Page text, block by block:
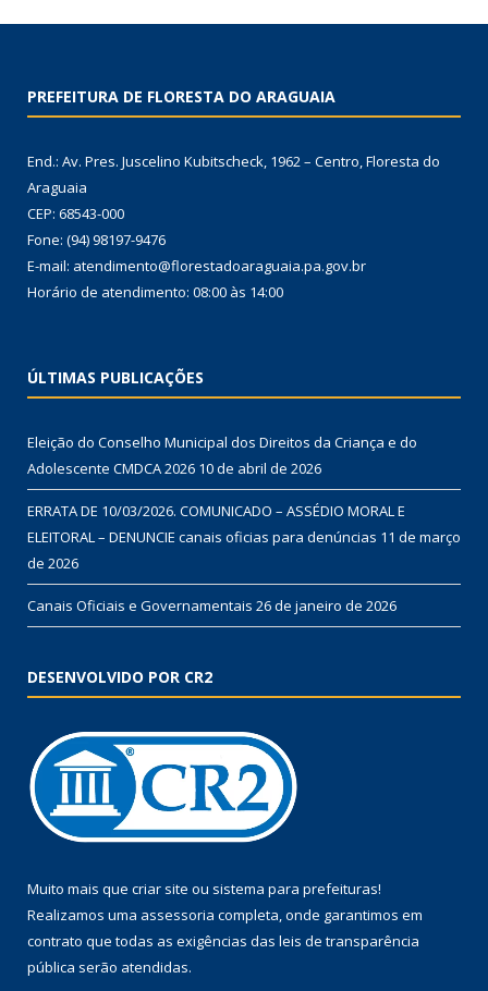
PREFEITURA DE FLORESTA DO ARAGUAIA
End.: Av. Pres. Juscelino Kubitscheck, 1962 – Centro, Floresta do
Araguaia
CEP: 68543-000
Fone: (94) 98197-9476
E-mail: atendimento@florestadoaraguaia.pa.gov.br
Horário de atendimento: 08:00 às 14:00
ÚLTIMAS PUBLICAÇÕES
Eleição do Conselho Municipal dos Direitos da Criança e do
Adolescente CMDCA 2026 10 de abril de 2026
ERRATA DE 10/03/2026. COMUNICADO – ASSÉDIO MORAL E
ELEITORAL – DENUNCIE canais oficias para denúncias 11 de março
de 2026
Canais Oficiais e Governamentais 26 de janeiro de 2026
DESENVOLVIDO POR CR2
Muito mais que criar site ou sistema para prefeituras!
Realizamos uma assessoria completa, onde garantimos em
contrato que todas as exigências das leis de transparência
pública serão atendidas.